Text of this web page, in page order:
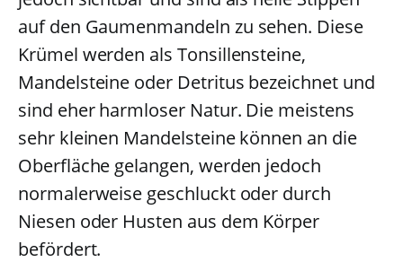
auf den Gaumenmandeln zu sehen. Diese
Krümel werden als Tonsillensteine,
Mandelsteine oder Detritus bezeichnet und
sind eher harmloser Natur. Die meistens
sehr kleinen Mandelsteine können an die
Oberfläche gelangen, werden jedoch
normalerweise geschluckt oder durch
Niesen oder Husten aus dem Körper
befördert.